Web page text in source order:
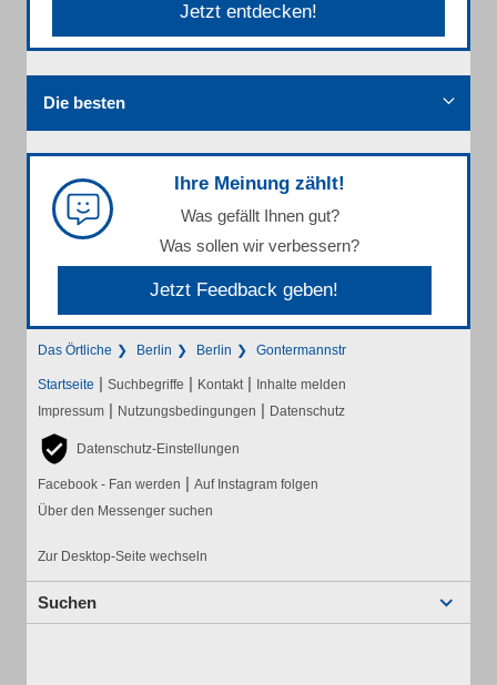
Jetzt entdecken!
Die besten
Ihre Meinung zählt!
Was gefällt Ihnen gut?
Was sollen wir verbessern?
Jetzt Feedback geben!
Das Örtliche Berlin Berlin Gontermannstr
Startseite | Suchbegriffe | Kontakt | Inhalte melden
Impressum | Nutzungsbedingungen | Datenschutz
Datenschutz-Einstellungen
Facebook - Fan werden | Auf Instagram folgen
Über den Messenger suchen
Zur Desktop-Seite wechseln
Suchen